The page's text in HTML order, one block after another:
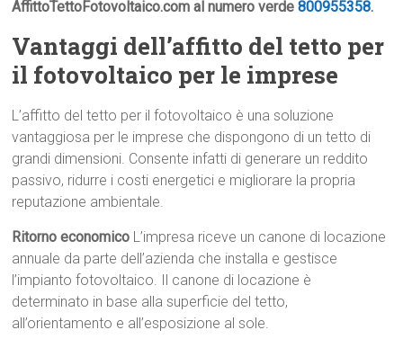
AffittoTettoFotovoltaico.com al numero verde800955358.
Vantaggi dell’affitto del tetto per
il fotovoltaico per le imprese
L’affitto del tetto per il fotovoltaico è una soluzione
vantaggiosa per le imprese che dispongono di un tetto di
grandi dimensioni. Consente infatti di generare un reddito
passivo, ridurre i costi energetici e migliorare la propria
reputazione ambientale.
Ritorno economico L’impresa riceve un canone di locazione
annuale da parte dell’azienda che installa e gestisce
l’impianto fotovoltaico. Il canone di locazione è
determinato in base alla superficie del tetto,
all’orientamento e all’esposizione al sole.